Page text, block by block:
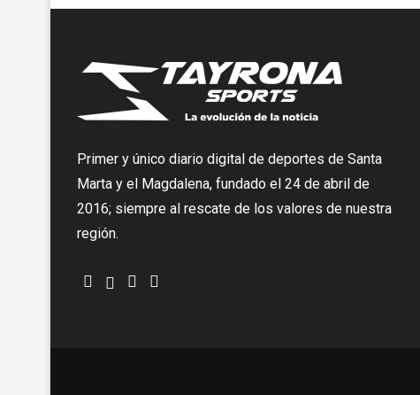
Primer y único diario digital de deportes de Santa
Marta y el Magdalena, fundado el 24 de abril de
2016; siempre al rescate de los valores de nuestra
región.